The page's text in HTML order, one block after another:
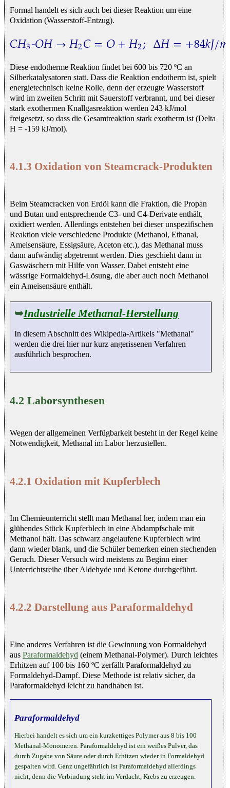
Formal handelt es sich auch bei dieser Reaktion um eine
Oxidation (Wasserstoff-Entzug).
𝐶𝐻3-𝑂𝐻→𝐻2𝐶=𝑂+𝐻2;Δ𝐻=+84𝑘𝐽/𝑚
CH3-OH→H 2C=O +H2; ΔH= + 84kJ m ol
Diese endotherme Reaktion findet bei 600 bis 720 ºC an
Silberkatalysatoren statt. Dass die Reaktion endotherm ist, spielt
energietechnisch keine Rolle, denn der erzeugte Wasserstoff
wird im zweiten Schritt mit Sauerstoff verbrannt, und bei dieser
stark exothermen Knallgasreaktion werden 243 kJ/mol
freigesetzt, so dass die Gesamtreaktion stark exotherm ist (Delta
H = -159 kJ/mol).
4.1.3 Oxidation von Steamcrack-Produkten
Beim Steamcracken von Erdöl kann die Fraktion, die Propan
und Butan und entsprechende C3- und C4-Derivate enthält,
oxidiert werden. Allerdings entstehen bei dieser unspezifischen
Reaktion viele verschiedene Produkte (Methanol, Ethanal,
Ameisensäure, Essigsäure, Aceton etc.), das Methanal muss
dann aufwändig abgetrennt werden. Dies geschieht dann in
Gaswäschern mit Hilfe von Wasser. Dabei entsteht eine
wässrige Formaldehyd-Lösung, die aber auch noch Methanol
ein Ameisensäure enthält.
➥Industrielle Methanal-Herstellung
In diesem Abschnitt des Wikipedia-Artikels "Methanal"
werden die drei hier nur kurz angerissenen Verfahren
ausführlich besprochen.
4.2 Laborsynthesen
Wegen der allgemeinen Verfügbarkeit besteht in der Regel keine
Notwendigkeit, Methanal im Labor herzustellen.
4.2.1 Oxidation mit Kupferblech
Im Chemieunterricht stellt man Methanal her, indem man ein
glühendes Stück Kupferblech in eine Abdampfschale mit
Methanol hält. Das schwarz angelaufene Kupferblech wird
dann wieder blank, und die Schüler bemerken einen stechenden
Geruch. Dieser Versuch wird meistens zu Beginn einer
Unterrichtsreihe über Aldehyde und Ketone durchgeführt.
4.2.2 Darstellung aus Paraformaldehyd
Eine anderes Verfahren ist die Gewinnung von Formaldehyd
aus Paraformaldehyd (einem Methanal-Polymer). Durch leichtes
Erhitzen auf 100 bis 160 ºC zerfällt Paraformaldehyd zu
Formaldehyd-Dampf. Diese Methode ist relativ sicher, da
Paraformaldehyd leicht zu handhaben ist.
Paraformaldehyd
Hierbei handelt es sich um ein kurzkettiges Polymer aus 8 bis 100
Methanal-Monomeren. Paraformaldehyd ist ein weißes Pulver, das
durch Zugabe von Säure oder durch Erhitzen wieder in Formaldehyd
gespalten wird. Ganz ungefährlich ist Paraformaldehyd allerdings
nicht, denn die Verbindung steht im Verdacht, Krebs zu erzeugen.